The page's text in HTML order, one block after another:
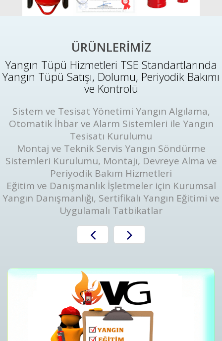
ÜRÜNLERİMİZ
Yangın Tüpü Hizmetleri TSE Standartlarında
Yangın Tüpü Satışı, Dolumu, Periyodik Bakımı
ve Kontrolü
Sistem ve Tesisat Yönetimi Yangın Algılama,
Otomatik İhbar ve Alarm Sistemleri ile Yangın
Tesisatı Kurulumu
Montaj ve Teknik Servis Yangın Söndürme
Sistemleri Kurulumu, Montajı, Devreye Alma ve
Periyodik Bakım Hizmetleri
Eğitim ve Danışmanlık İşletmeler için Kurumsal
Yangın Danışmanlığı, Sertifikalı Yangın Eğitimi ve
Uygulamalı Tatbikatlar
12 kg Tozlu Yangın
12 kg Tozlu Yangın